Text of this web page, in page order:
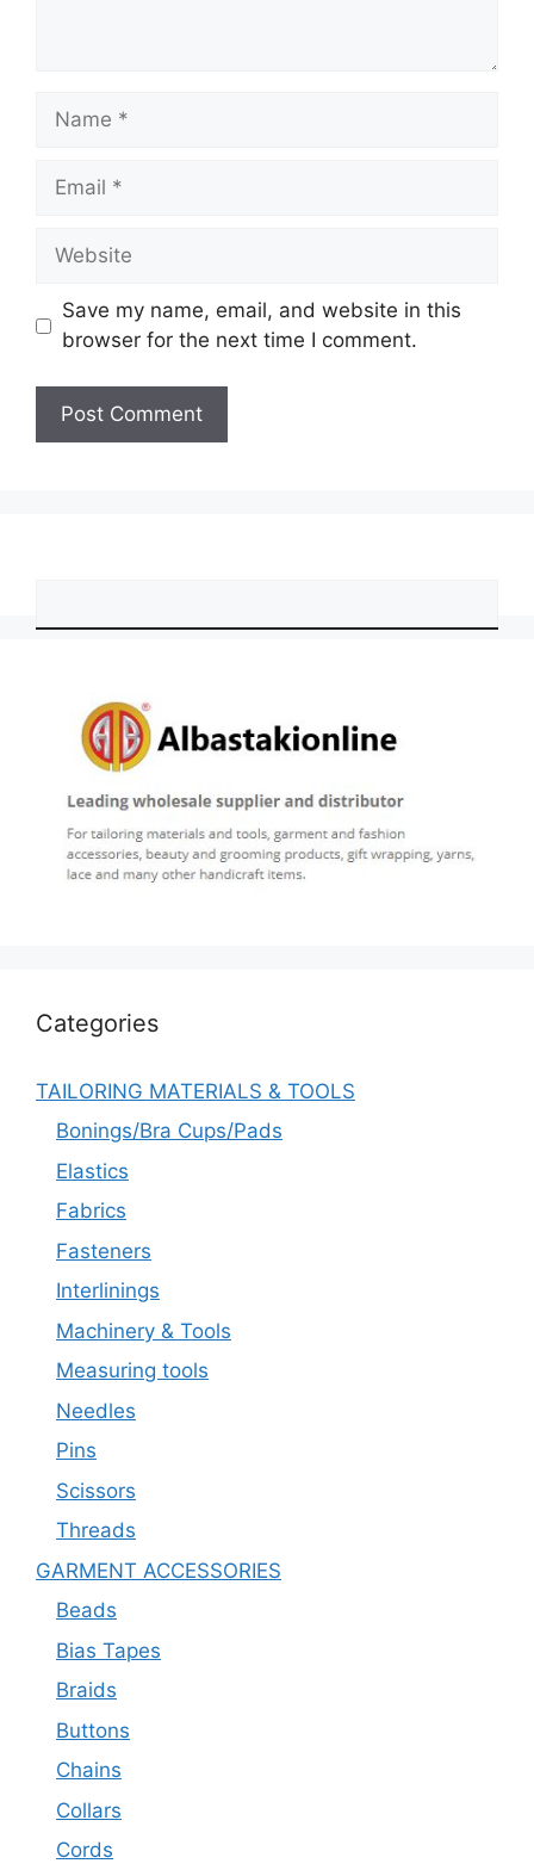
Name
Email
Website
Save my name, email, and website in this
browser for the next time I comment.
Categories
TAILORING MATERIALS & TOOLS
Bonings/Bra Cups/Pads
Elastics
Fabrics
Fasteners
Interlinings
Machinery & Tools
Measuring tools
Needles
Pins
Scissors
Threads
GARMENT ACCESSORIES
Beads
Bias Tapes
Braids
Buttons
Chains
Collars
Cords